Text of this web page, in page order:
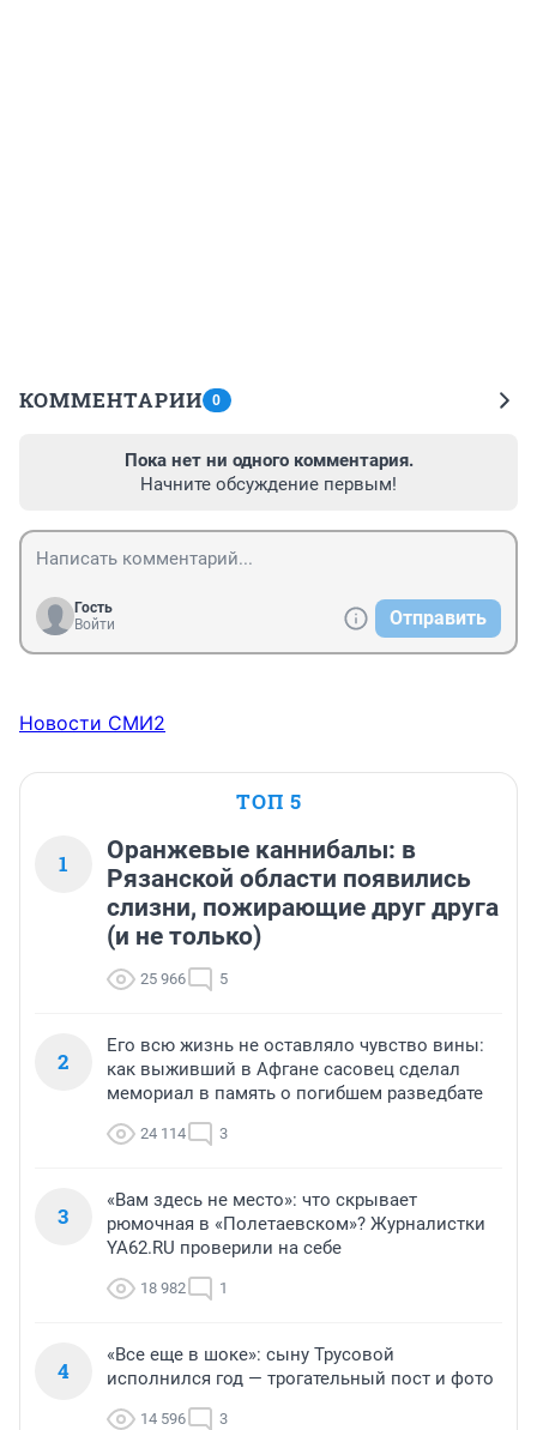
КОММЕНТАРИИ 0
Пока нет ни одного комментария.
Начните обсуждение первым!
Гость
Войти
Отправить
Новости СМИ2
ТОП 5
1
Оранжевые каннибалы: в
Рязанской области появились
слизни, пожирающие друг друга
(и не только)
25 966 5
2
Его всю жизнь не оставляло чувство вины:
как выживший в Афгане сасовец сделал
мемориал в память о погибшем разведбате
24 114 3
3
«Вам здесь не место»: что скрывает
рюмочная в «Полетаевском»? Журналистки
YA62.RU проверили на себе
18 982 1
4
«Все еще в шоке»: сыну Трусовой
исполнился год — трогательный пост и фото
14 596 3